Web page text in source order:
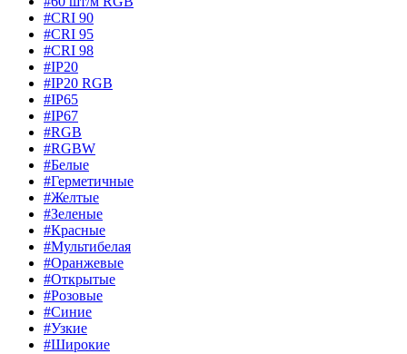
#CRI 90
#CRI 95
#CRI 98
#IP20
#IP20 RGB
#IP65
#IP67
#RGB
#RGBW
#Белые
#Герметичные
#Желтые
#Зеленые
#Красные
#Мультибелая
#Оранжевые
#Открытые
#Розовые
#Синие
#Узкие
#Широкие